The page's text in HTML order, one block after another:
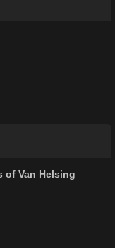
of Van Helsing